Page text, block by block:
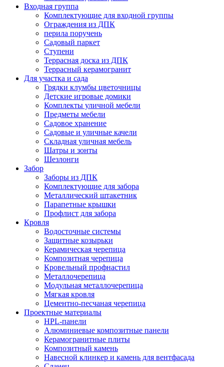
Входная группа
Комплектующие для входной группы
Ограждения из ДПК
перила поручень
Садовый паркет
Ступени
Террасная доска из ДПК
Террасный керамогранит
Для участка и сада
Грядки клумбы цветочницы
Детские игровые домики
Комплекты уличной мебели
Предметы мебели
Садовое хранение
Садовые и уличные качели
Складная уличная мебель
Шатры и зонты
Шезлонги
Забор
Заборы из ДПК
Комплектующие для забора
Металлический штакетник
Парапетные крышки
Профлист для забора
Кровля
Водосточные системы
Защитные козырьки
Керамическая черепица
Композитная черепица
Кровельный профнастил
Металлочерепица
Модульная металлочерепица
Мягкая кровля
Цементно-песчаная черепица
Проектные материалы
HPL-панели
Алюминиевые композитные панели
Керамогранитные плиты
Композитный камень
Навесной клинкер и камень для вентфасада